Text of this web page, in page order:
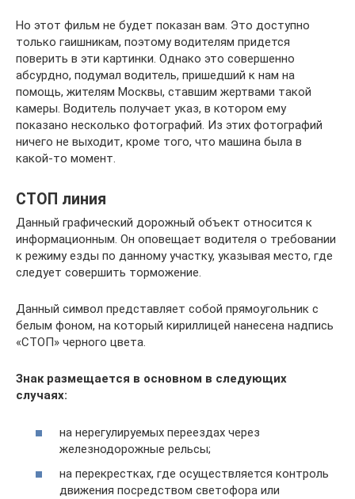
Но этот фильм не будет показан вам. Это доступно
только гаишникам, поэтому водителям придется
поверить в эти картинки. Однако это совершенно
абсурдно, подумал водитель, пришедший к нам на
помощь, жителям Москвы, ставшим жертвами такой
камеры. Водитель получает указ, в котором ему
показано несколько фотографий. Из этих фотографий
ничего не выходит, кроме того, что машина была в
какой-то момент.
СТОП линия
Данный графический дорожный объект относится к
информационным. Он оповещает водителя о требовании
к режиму езды по данному участку, указывая место, где
следует совершить торможение.
Данный символ представляет собой прямоугольник с
белым фоном, на который кириллицей нанесена надпись
«СТОП» черного цвета.
Знак размещается в основном в следующих
случаях:
на нерегулируемых переездах через
железнодорожные рельсы;
на перекрестках, где осуществляется контроль
движения посредством светофора или